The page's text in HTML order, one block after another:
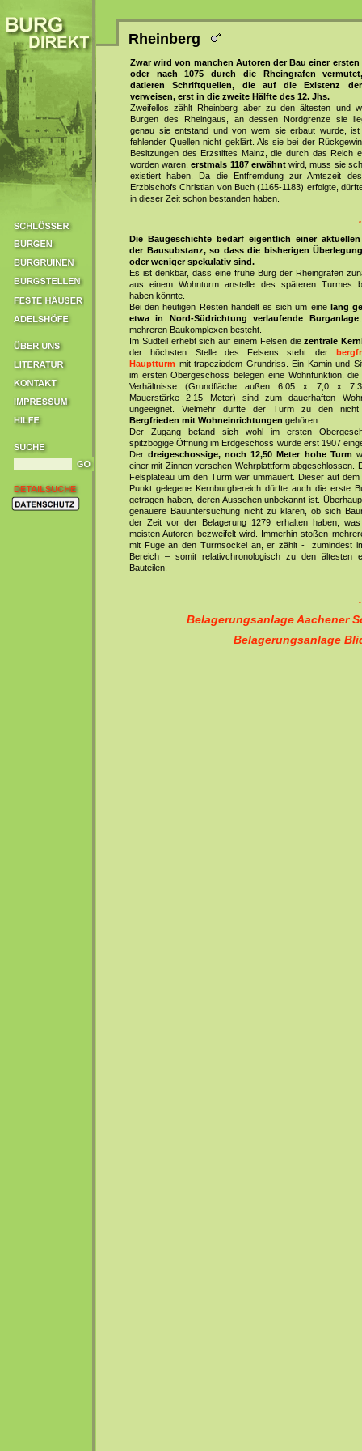
Rheinberg
Zwar wird von manchen Autoren der Bau einer ersten
oder nach 1075 durch die Rheingrafen
datieren Schriftquellen, die auf die Existenz
verweisen, erst in die zweite Hälfte des 12. Jhs.
Zweifellos zählt Rheinberg aber zu den ältesten und
Burgen des Rheingaus, an dessen Nordgrenze sie
genau sie entstand und von wem sie erbaut wurde, ist
fehlender Quellen nicht geklärt. Als sie bei der
Besitzungen des Erzstiftes Mainz, die durch das Reich
worden waren,erstmals 1187 erwähntwird, muss sie
existiert haben. Da die Entfremdung zur Amtszeit
Erzbischofs Christian von Buch (1165-1183) erfolgte,
in dieser Zeit schon bestanden haben.
Die Baugeschichte bedarf eigentlich einer
der Bausubstanz, so dass die bisherigen
oder weniger spekulativ sind.
Es ist denkbar, dass eine frühe Burg der Rheingrafen
aus einem Wohnturm anstelle des späteren Turmes
haben könnte.
Bei den heutigen Resten handelt es sich um eine lang
etwa in Nord-Südrichtung verlaufende Burganlage
mehreren Baukomplexen besteht.
Im Südteil erhebt sich auf einem Felsen diezentrale
der höchsten Stelle des Felsens steht der
Hauptturm mit trapeziodem Grundriss. Ein Kamin und
im ersten Obergeschoss belegen eine Wohnfunktion, die
Verhältnisse (Grundfläche außen 6,05 x 7,0 x
Mauerstärke 2,15 Meter) sind zum dauerhaften
ungeeignet. Vielmehr dürfte der Turm zu den nicht
Bergfrieden mit Wohneinrichtungen gehören.
Der Zugang befand sich wohl im ersten
spitzbogige Öffnung im Erdgeschoss wurde erst 1907
Derdreigeschossige, noch 12,50 Meter hohe Turm
einer mit Zinnen versehen Wehrplattform abgeschlossen.
Felsplateau um den Turm war ummauert. Dieser auf
Punkt gelegene Kernburgbereich dürfte auch die erste
getragen haben, deren Aussehen unbekannt ist.
genauere Bauuntersuchung nicht zu klären, ob sich
der Zeit vor der Belagerung 1279 erhalten haben,
meisten Autoren bezweifelt wird. Immerhin stoßen
mit Fuge an den Turmsockel an, er zählt - zumindest
Bereich – somit relativchronologisch zu den ältesten
Bauteilen.
Belagerungsanlage Aachener
Belagerungsanlage